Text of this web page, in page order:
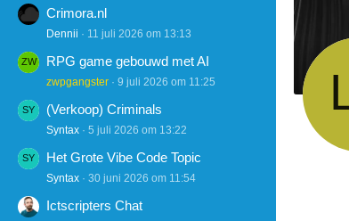
Crimora.nl
Dennii 11 juli 2026 om 13:13
RPG game gebouwd met AI
zwpgangster 9 juli 2026 om 11:25
(Verkoop) Criminals
Syntax 5 juli 2026 om 13:22
Het Grote Vibe Code Topic
Syntax 30 juni 2026 om 11:54
Ictscripters Chat